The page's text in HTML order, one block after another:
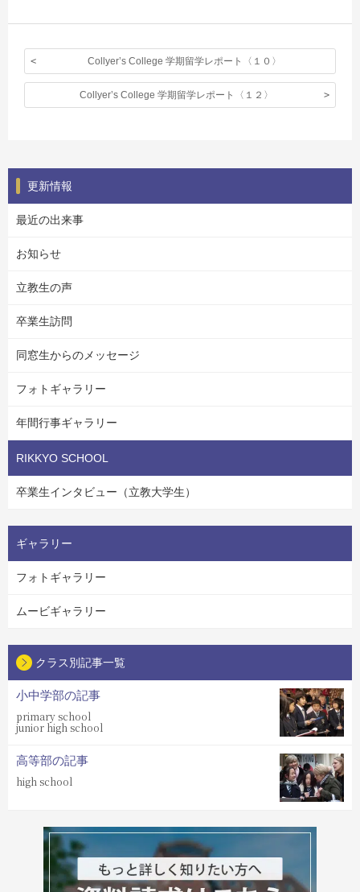
Collyer’s College 学期留学レポート〈１０〉
Collyer’s College 学期留学レポート〈１２〉
更新情報
最近の出来事
お知らせ
立教生の声
卒業生訪問
同窓生からのメッセージ
フォトギャラリー
年間行事ギャラリー
RIKKYO SCHOOL
卒業生インタビュー（立教大学生）
ギャラリー
フォトギャラリー
ムービギャラリー
クラス別記事一覧
小中学部の記事
primary school
junior high school
高等部の記事
high school